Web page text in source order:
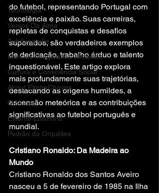
Tecnologia
Versos Da Alma
Autobiografia
Mundos Imaginários: Histórias
Cultura e Consciência Social
About ElmiroChaves
O Mundo
Estante Lusófona
Padrão da Orquídea
do futebol, representando Portugal com
excelência e paixão. Suas carreiras,
repletas de conquistas e desafios
superados, são verdadeiros exemplos
de dedicação, trabalho árduo e talento
inquestionável. Este artigo explora
mais profundamente suas trajetórias,
destacando as origens humildes, a
ascensão meteórica e as contribuições
significativas ao futebol português e
mundial.
Cristiano Ronaldo: Da Madeira ao
Mundo
Cristiano Ronaldo dos Santos Aveiro
nasceu a 5 de fevereiro de 1985 na Ilha